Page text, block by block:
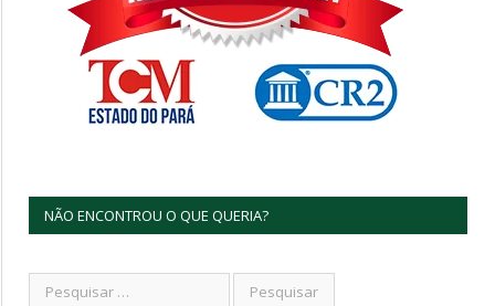
NÃO ENCONTROU O QUE QUERIA?